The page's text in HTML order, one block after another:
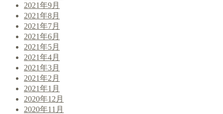
2021年9月
2021年8月
2021年7月
2021年6月
2021年5月
2021年4月
2021年3月
2021年2月
2021年1月
2020年12月
2020年11月